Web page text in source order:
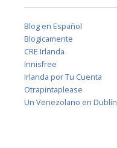
Blog en Español
Blogicamente
CRE Irlanda
Innisfree
Irlanda por Tu Cuenta
Otrapintaplease
Un Venezolano en Dublín